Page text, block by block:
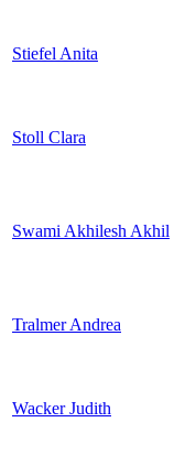
Stiefel Anita
Stoll Clara
Swami Akhilesh Akhil
Tralmer Andrea
Wacker Judith